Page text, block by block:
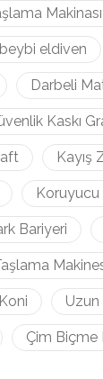
Makinası
beybi eldiven
Darbeli
Kaskı
Kayış
Bariyeri
Çim Biçme